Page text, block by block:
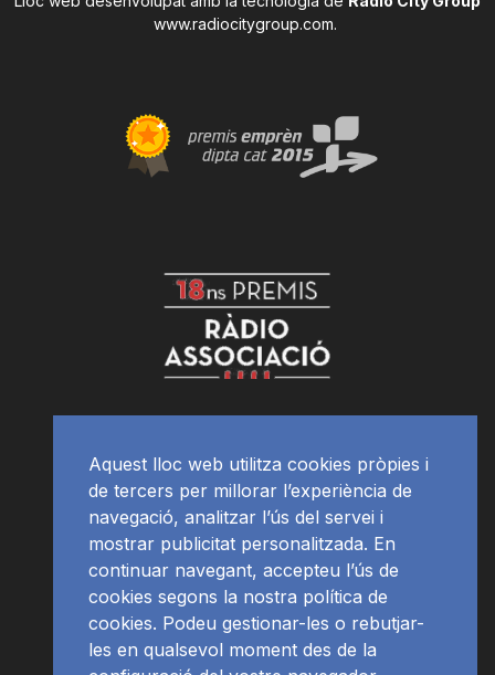
www.radiocitygroup.com.
Aquest lloc web utilitza cookies pròpies i
de tercers per millorar l’experiència de
navegació, analitzar l’ús del servei i
mostrar publicitat personalitzada. En
continuar navegant, accepteu l’ús de
cookies segons la nostra política de
cookies. Podeu gestionar-les o rebutjar-
les en qualsevol moment des de la